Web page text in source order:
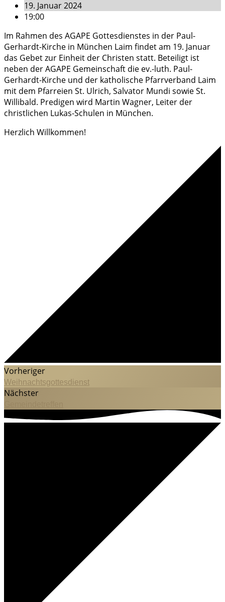
19. Januar 2024
19:00
Im Rahmen des AGAPE Gottesdienstes in der Paul-
Gerhardt-Kirche in München Laim findet am 19. Januar
das Gebet zur Einheit der Christen statt. Beteiligt ist
neben der AGAPE Gemeinschaft die ev.-luth. Paul-
Gerhardt-Kirche und der katholische Pfarrverband Laim
mit dem Pfarreien St. Ulrich, Salvator Mundi sowie St.
Willibald. Predigen wird Martin Wagner, Leiter der
christlichen Lukas-Schulen in München.
Herzlich Willkommen!
Vorheriger
Weihnachtsgottesdienst
Nächster